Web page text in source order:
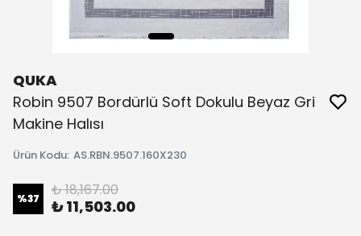
QUKA
Robin 9507 Bordürlü Soft Dokulu Beyaz Gri
Makine Halısı
Ürün Kodu: AS.RBN.9507.160X230
%37 ₺ 18,167.00
₺ 11,503.00